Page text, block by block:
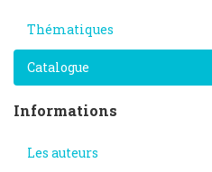
Thématiques
Catalogue
Informations
Les auteurs